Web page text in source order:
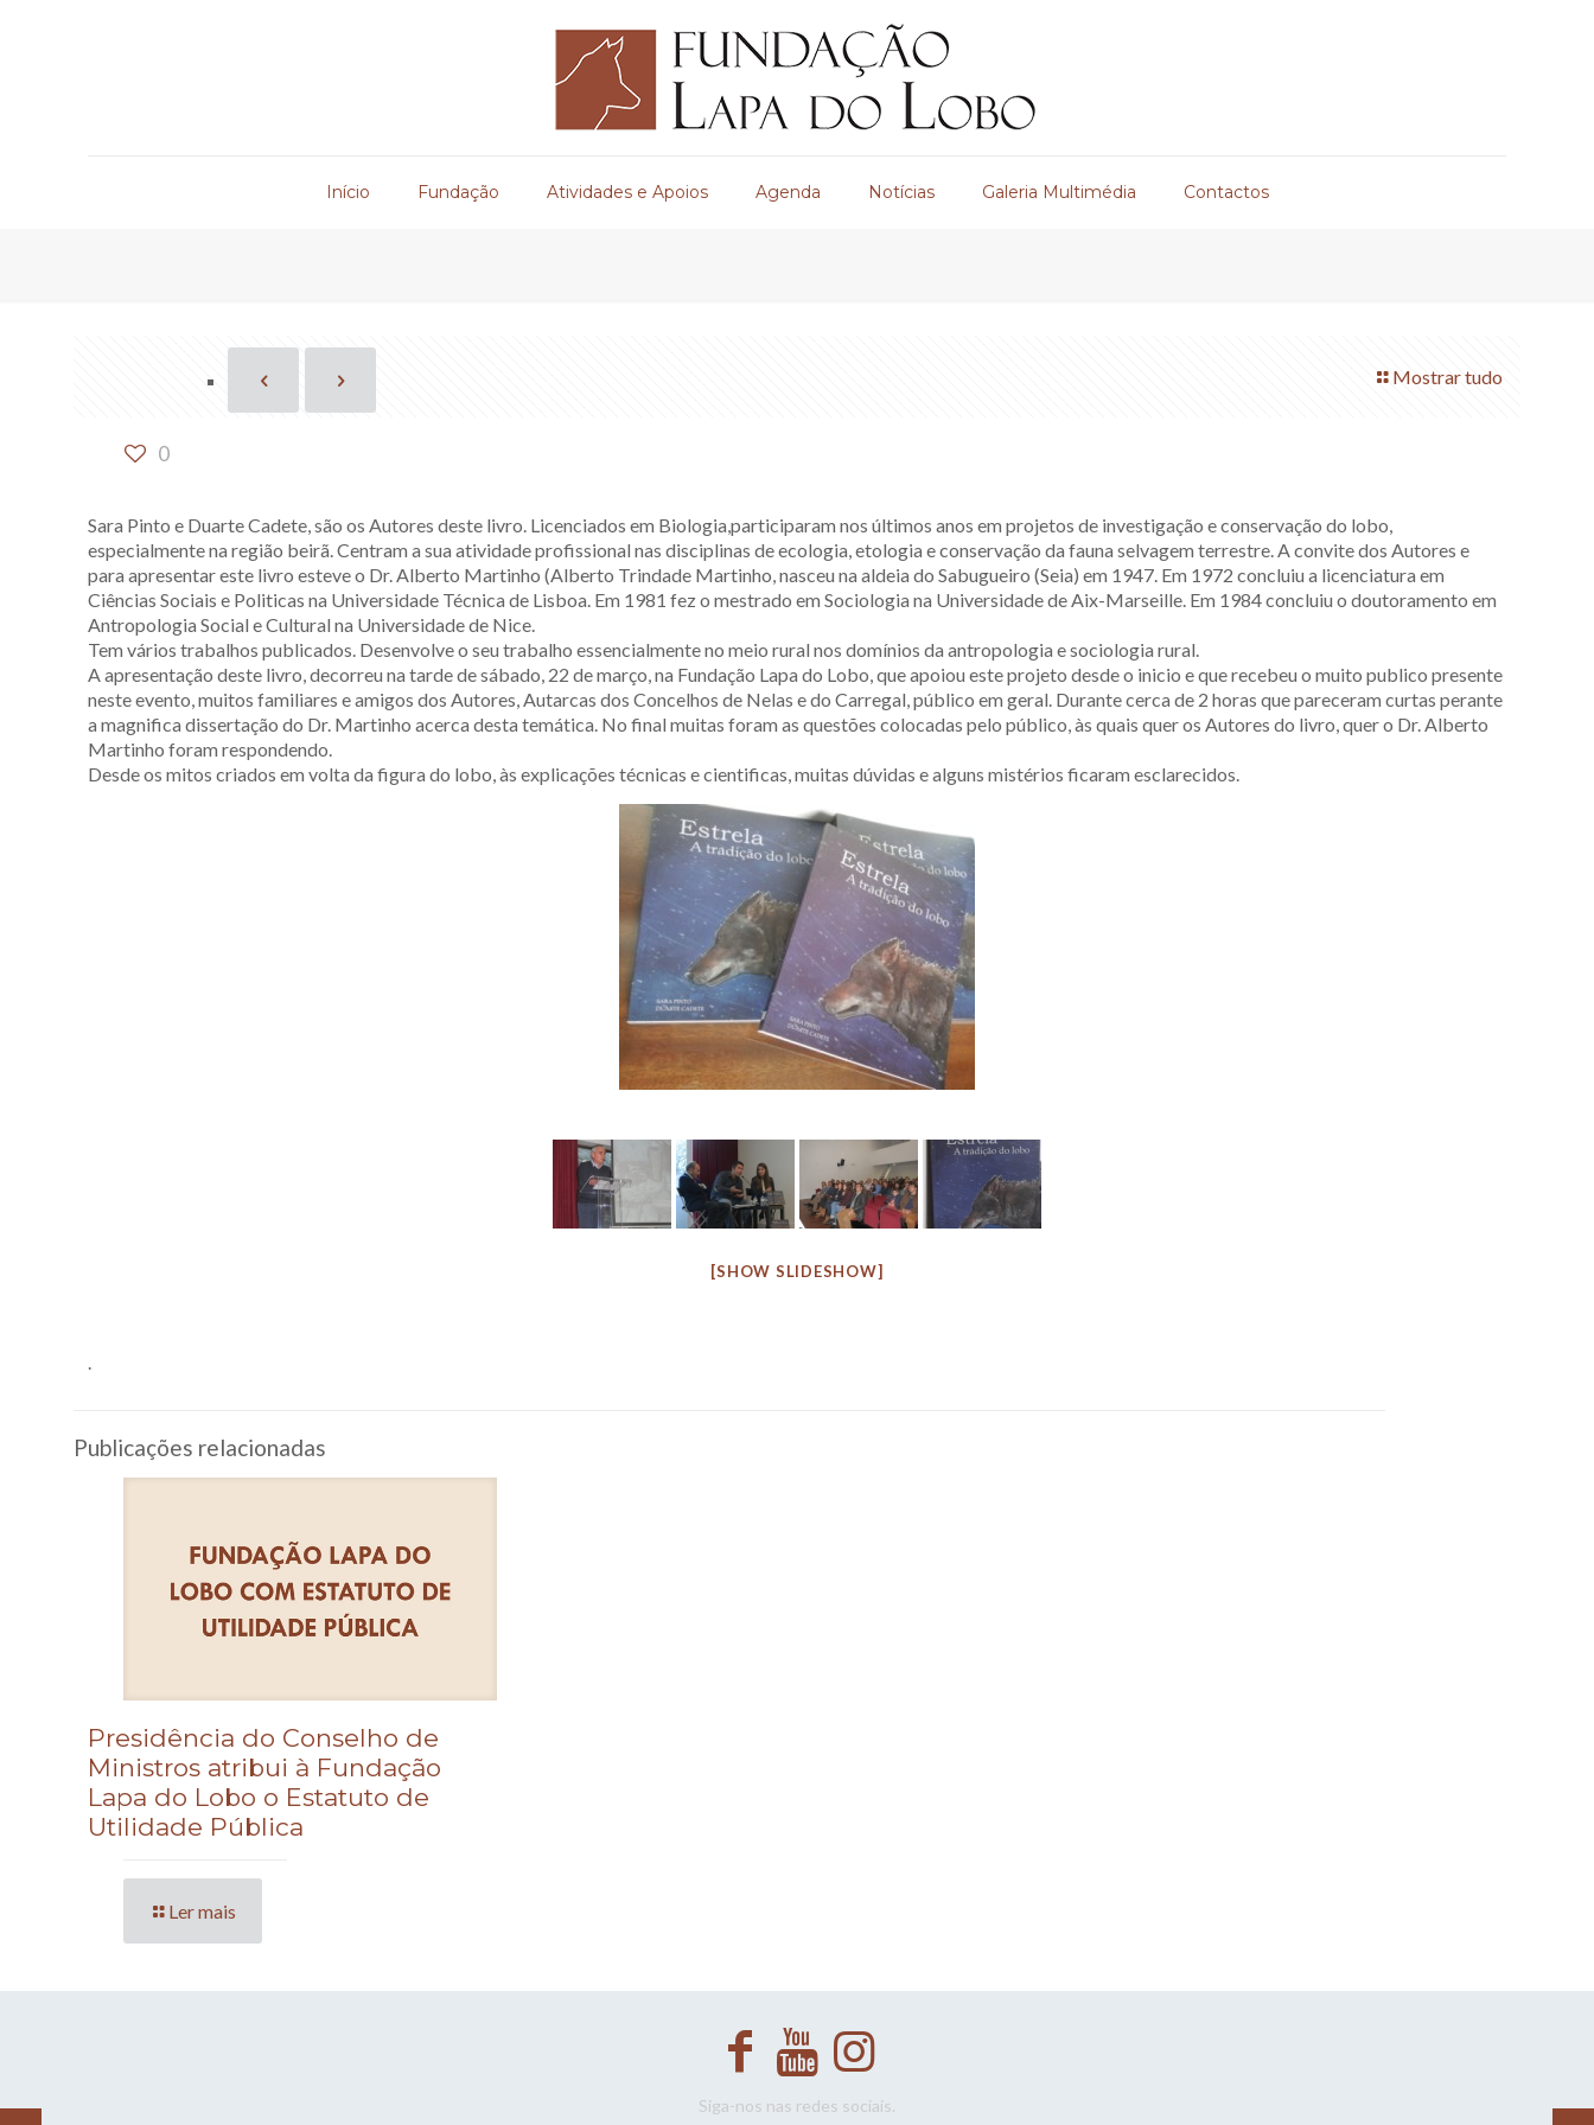
Início Fundação Atividades e Apoios Agenda Notícias Galeria Multimédia Contactos
Mostrar tudo
0
Sara Pinto e Duarte Cadete, são os Autores deste livro. Licenciados em Biologia,participaram nos últimos anos em projetos de investigação e conservação do lobo,
especialmente na região beirã. Centram a sua atividade profissional nas disciplinas de ecologia, etologia e conservação da fauna selvagem terrestre. A convite dos Autores e
para apresentar este livro esteve o Dr. Alberto Martinho (Alberto Trindade Martinho, nasceu na aldeia do Sabugueiro (Seia) em 1947. Em 1972 concluiu a licenciatura em
Ciências Sociais e Politicas na Universidade Técnica de Lisboa. Em 1981 fez o mestrado em Sociologia na Universidade de Aix-Marseille. Em 1984 concluiu o doutoramento em
Antropologia Social e Cultural na Universidade de Nice.
Tem vários trabalhos publicados. Desenvolve o seu trabalho essencialmente no meio rural nos domínios da antropologia e sociologia rural.
A apresentação deste livro, decorreu na tarde de sábado, 22 de março, na Fundação Lapa do Lobo, que apoiou este projeto desde o inicio e que recebeu o muito publico presente
neste evento, muitos familiares e amigos dos Autores, Autarcas dos Concelhos de Nelas e do Carregal, público em geral. Durante cerca de 2 horas que pareceram curtas perante
a magnifica dissertação do Dr. Martinho acerca desta temática. No final muitas foram as questões colocadas pelo público, às quais quer os Autores do livro, quer o Dr. Alberto
Martinho foram respondendo.
Desde os mitos criados em volta da figura do lobo, às explicações técnicas e cientificas, muitas dúvidas e alguns mistérios ficaram esclarecidos.
[SHOW SLIDESHOW]
.
Publicações relacionadas
Presidência do Conselho de
Ministros atribui à Fundação
Lapa do Lobo o Estatuto de
Utilidade Pública
Ler mais
Siga-nos nas redes sociais.